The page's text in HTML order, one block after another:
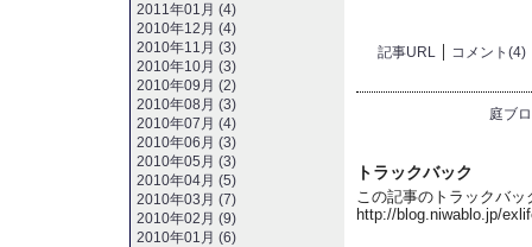
記事URL コメント(4)
庭ブ
トラックバック
この記事のトラックバッ
http://blog.niwablo.jp/
2011年01月 (4)
2010年12月 (4)
2010年11月 (3)
2010年10月 (3)
2010年09月 (2)
2010年08月 (3)
2010年07月 (4)
2010年06月 (3)
2010年05月 (3)
2010年04月 (5)
2010年03月 (7)
2010年02月 (9)
2010年01月 (6)